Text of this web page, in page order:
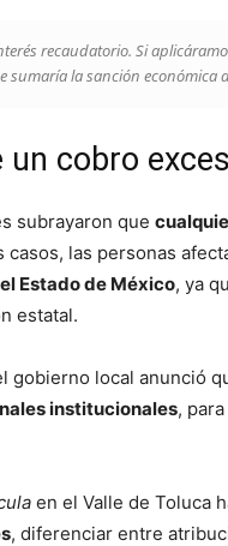
recaudatorio. Si
sumaría la sanción económica
un cobro
subrayaron que
casos, las personas
Estado de México, ya
estatal.
gobierno local anunció
institucionales,
en el Valle de Toluca
, diferenciar entre